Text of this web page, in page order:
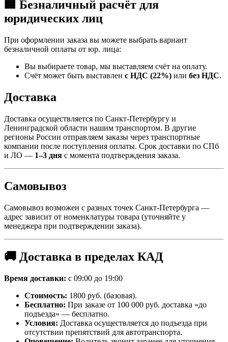
🏢 Безналичный расчёт для
юридических лиц
При оформлении заказа вы можете выбрать вариант
безналичной оплаты от юр. лица:
Вы выбираете товар, мы выставляем счёт на оплату.
Счёт может быть выставлен с НДС (22%) или без НДС.
Доставка
Доставка осуществляется по Санкт-Петербургу и
Ленинградской области нашим транспортом. В другие
регионы России отправляем заказы через транспортные
компании после поступления оплаты. Срок доставки по СПб
и ЛО — 1–3 дня с момента подтверждения заказа.
Самовывоз
Самовывоз возможен с разных точек Санкт-Петербурга —
адрес зависит от номенклатуры товара (уточняйте у
менеджера при подтверждении заказа).
🚚 Доставка в пределах КАД
Время доставки: с 09:00 до 19:00
Стоимость: 1800 руб. (базовая).
Бесплатно: При заказе от 100 000 руб. доставка «до
подъезда» — бесплатно.
Условия: Доставка осуществляется до подъезда при
отсутствии препятствий для автотранспорта.